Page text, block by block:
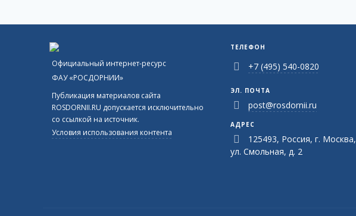
Официальный интернет-ресурс
ФАУ «РОСДОРНИИ»
Публикация материалов сайта
ROSDORNII.RU допускается исключительно
со ссылкой на источник.
Условия использования контента
ТЕЛЕФОН
+7 (495) 540-0820
ЭЛ. ПОЧТА
post@rosdornii.ru
АДРЕС
125493, Россия, г. Москва,
ул. Смольная, д. 2